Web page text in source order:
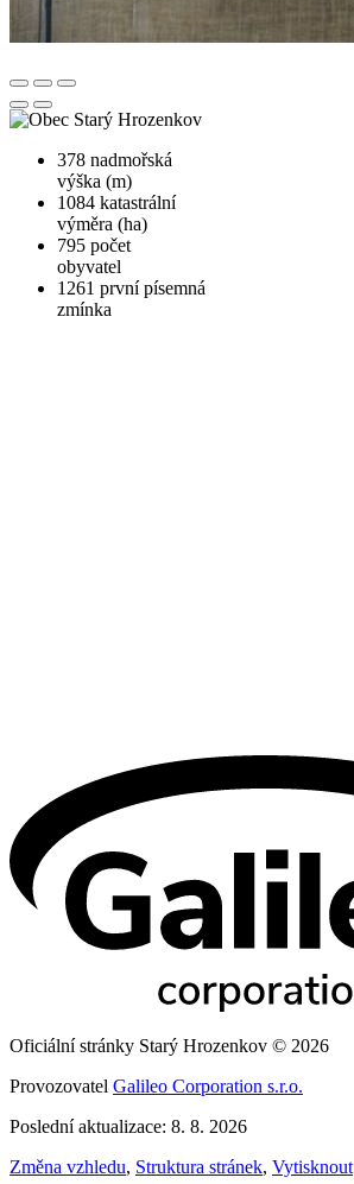
378 nadmořská
výška (m)
1084 katastrální
výměra (ha)
795 počet
obyvatel
1261 první písemná
zmínka
Oficiální stránky Starý Hrozenkov © 2026
Provozovatel Galileo Corporation s.r.o.
Poslední aktualizace: 8. 8. 2026
Změna vzhledu, Struktura stránek, Vytisknout